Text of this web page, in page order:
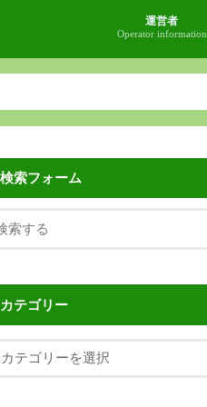
運営者
Operator information
検索フォーム
カテゴリー